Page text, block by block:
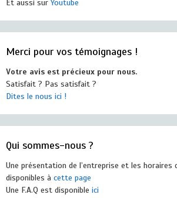
Et aussi surYoutube
Merci pour vos témoignages !
Votre avis est précieux pour nous.
Satisfait ? Pas satisfait ?
Dites le nous ici !
Qui sommes-nous ?
Une présentation de l’entreprise et les horaires
disponibles à cette page
Une F.A.Q est disponible ici